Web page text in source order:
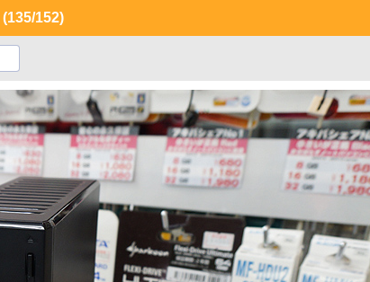
(135/152)